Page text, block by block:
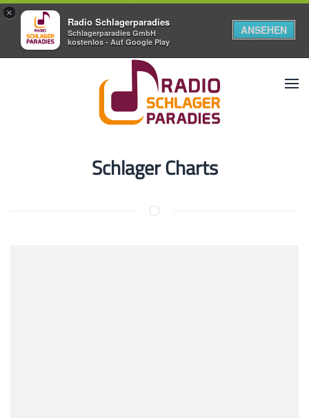
×
Radio Schlagerparadies
Schlagerparadies GmbH
kostenlos - Auf Google Play
ANSEHEN
Schlager Charts